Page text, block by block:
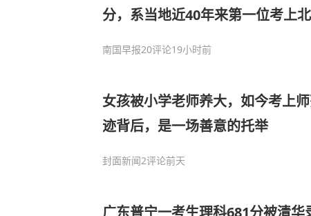
分，系当地近40年来第一位考上
南国早报20评论19小时前
女孩被小学老师养大，如今考上
迹背后，是一场善意的托举
封面新闻2评论前天
广东普宁一考生理科681分被清华